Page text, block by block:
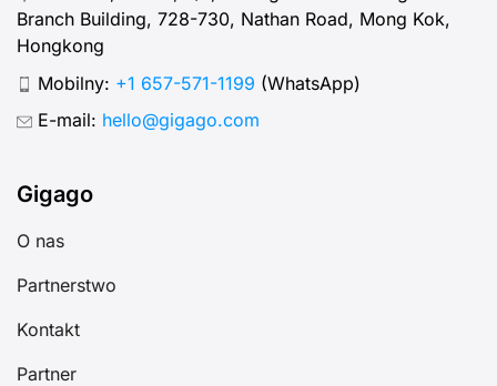
Branch Building, 728-730, Nathan Road, Mong Kok,
Hongkong
Mobilny: +1 657-571-1199 (WhatsApp)
E-mail: hello@gigago.com
Gigago
O nas
Partnerstwo
Kontakt
Partner